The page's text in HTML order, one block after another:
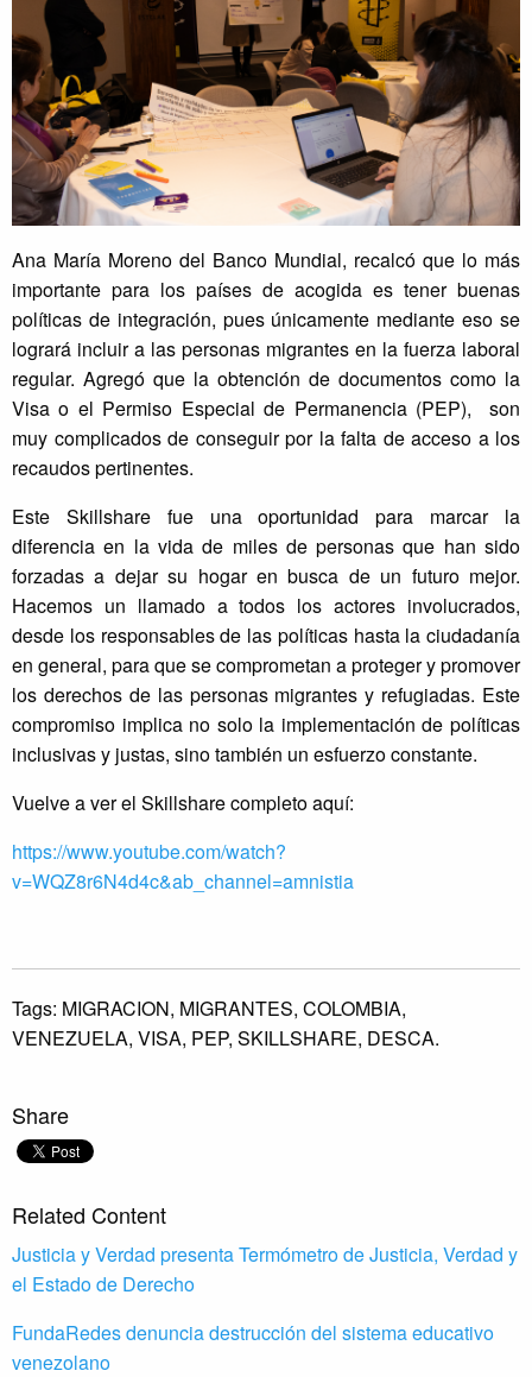
Ana María Moreno del Banco Mundial, recalcó que lo más
importante para los países de acogida es tener buenas
políticas de integración, pues únicamente mediante eso se
logrará incluir a las personas migrantes en la fuerza laboral
regular. Agregó que la obtención de documentos como la
Visa o el Permiso Especial de Permanencia (PEP), son
muy complicados de conseguir por la falta de acceso a los
recaudos pertinentes.
Este Skillshare fue una oportunidad para marcar la
diferencia en la vida de miles de personas que han sido
forzadas a dejar su hogar en busca de un futuro mejor.
Hacemos un llamado a todos los actores involucrados,
desde los responsables de las políticas hasta la ciudadanía
en general, para que se comprometan a proteger y promover
los derechos de las personas migrantes y refugiadas. Este
compromiso implica no solo la implementación de políticas
inclusivas y justas, sino también un esfuerzo constante.
Vuelve a ver el Skillshare completo aquí:
https://www.youtube.com/watch?
v=WQZ8r6N4d4c&ab_channel=amnistia
Tags: MIGRACION, MIGRANTES, COLOMBIA,
VENEZUELA, VISA, PEP, SKILLSHARE, DESCA.
Share
Related Content
Justicia y Verdad presenta Termómetro de Justicia, Verdad y
el Estado de Derecho
FundaRedes denuncia destrucción del sistema educativo
venezolano